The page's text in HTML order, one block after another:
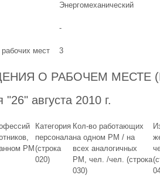
Энергомеханический
-
мест 3
О РАБОЧЕМ МЕСТЕ
августа 2010 г.
РМ
Категория
персонала
(строка
020)
Кол-во работающих
на одном РМ / на
всех аналогичных
РМ, чел. /чел. (строка
030)